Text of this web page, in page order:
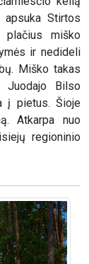
apsuka Stirtos
miško
ir nedideli
Miško takas
Juodajo Bilso
į pietus. Šioje
Atkarpa nuo
regioninio